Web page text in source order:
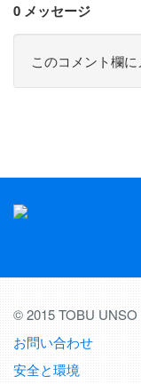
0 メッセージ
このコメント欄に
© 2015 TOBU
お問い合わせ
安全と環境